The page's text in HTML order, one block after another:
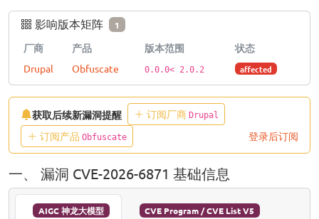
影响版本矩阵 1
厂商 产品 版本范围
状态
Drupal
Obfuscate 0.0.0< 2.0.2 affected
获取后续新漏洞提醒 订阅厂商 Drupal
订阅产品 Obfuscate 登录后订阅
一、 漏洞 CVE-2026-6871 基础信息
AIGC 神龙大模型 CVE Program / CVE List V5